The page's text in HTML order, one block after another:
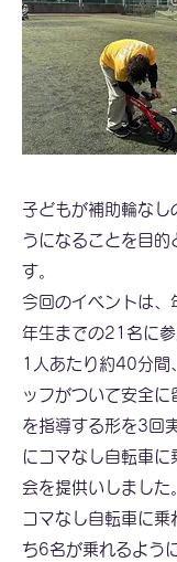
子どもが補助輪なし
うになることを目的
す。
今回のイベントは、
年生までの21名に
1人あたり約40分間
ッフがついて安全に
を指導する形を3回
にコマなし自転車
会を提供いしました
コマなし自転車に
ち6名が乗れるよう